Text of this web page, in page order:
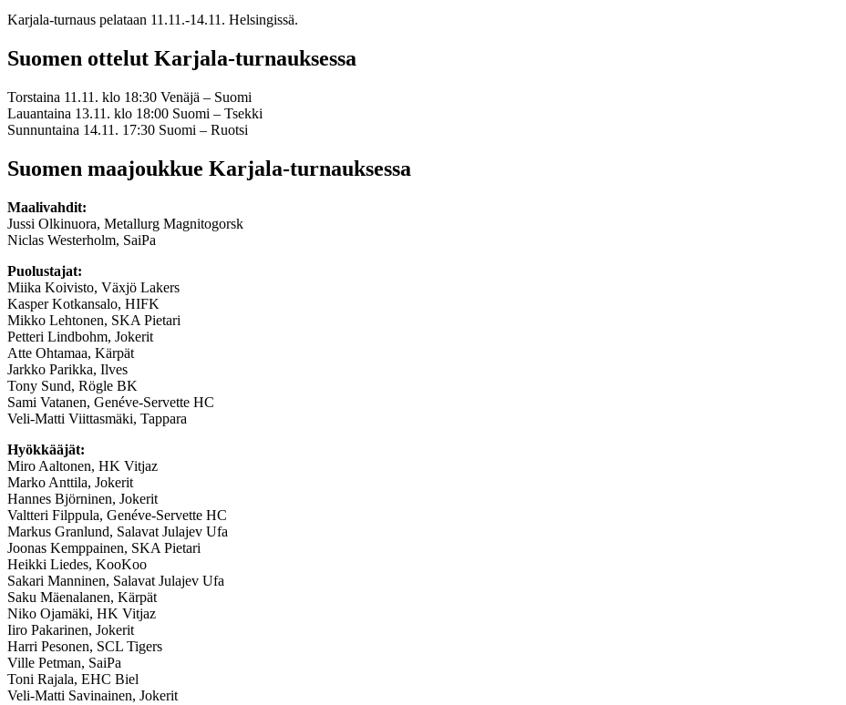
Karjala-turnaus pelataan 11.11.-14.11. Helsingissä.
Suomen ottelut Karjala-turnauksessa
Torstaina 11.11. klo 18:30 Venäjä – Suomi
Lauantaina 13.11. klo 18:00 Suomi – Tsekki
Sunnuntaina 14.11. 17:30 Suomi – Ruotsi
Suomen maajoukkue Karjala-turnauksessa
Maalivahdit:
Jussi Olkinuora, Metallurg Magnitogorsk
Niclas Westerholm, SaiPa
Puolustajat:
Miika Koivisto, Växjö Lakers
Kasper Kotkansalo, HIFK
Mikko Lehtonen, SKA Pietari
Petteri Lindbohm, Jokerit
Atte Ohtamaa, Kärpät
Jarkko Parikka, Ilves
Tony Sund, Rögle BK
Sami Vatanen, Genéve-Servette HC
Veli-Matti Viittasmäki, Tappara
Hyökkääjät:
Miro Aaltonen, HK Vitjaz
Marko Anttila, Jokerit
Hannes Björninen, Jokerit
Valtteri Filppula, Genéve-Servette HC
Markus Granlund, Salavat Julajev Ufa
Joonas Kemppainen, SKA Pietari
Heikki Liedes, KooKoo
Sakari Manninen, Salavat Julajev Ufa
Saku Mäenalanen, Kärpät
Niko Ojamäki, HK Vitjaz
Iiro Pakarinen, Jokerit
Harri Pesonen, SCL Tigers
Ville Petman, SaiPa
Toni Rajala, EHC Biel
Veli-Matti Savinainen, Jokerit